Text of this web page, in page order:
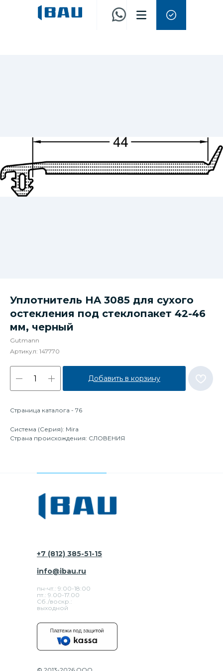
Уплотнитель HA 3085 для сухого
остекления под стеклопакет 42-46
мм, черный
Gutmann
Артикул: 147770
Добавить в корзину
Страница каталога - 76
Система (Серия): Mira
Страна происхождения: СЛОВЕНИЯ
+7 (812) 385-51-15
пн-чт.: 9:00-18:00
пт.: 9.00-17.00
Сб./воскр.:
выходной
info@ibau.ru